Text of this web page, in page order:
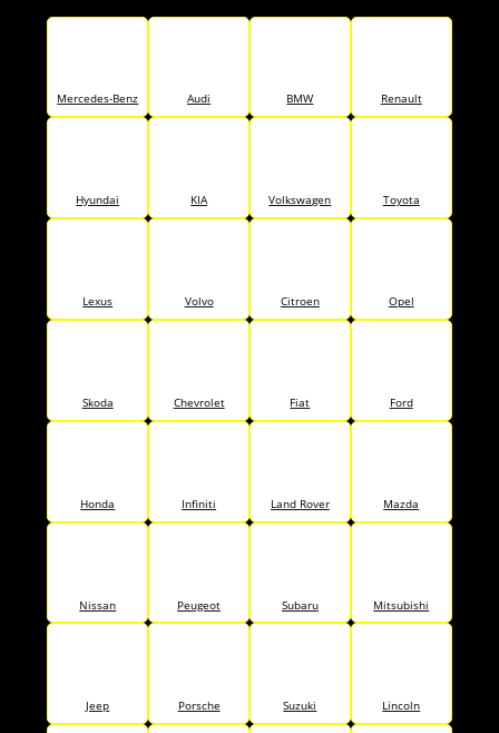
Mercedes-Benz Audi BMW Renault
Hyundai KIA Volkswagen Toyota
Lexus Volvo Citroen Opel
Skoda Chevrolet Fiat Ford
Honda Infiniti Land Rover Mazda
Nissan Peugeot Subaru Mitsubishi
Jeep Porsche Suzuki Lincoln